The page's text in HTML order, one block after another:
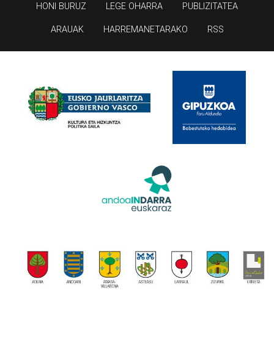
HONI BURUZ LEGE OHARRA PUBLIZITATEA
ARAUAK HARREMANETARAKO RSS